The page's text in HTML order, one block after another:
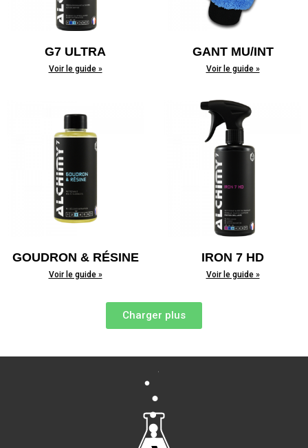
G7 ULTRA
Voir le guide »
GANT MU/INT
Voir le guide »
GOUDRON & RÉSINE
Voir le guide »
IRON 7 HD
Voir le guide »
Charger plus